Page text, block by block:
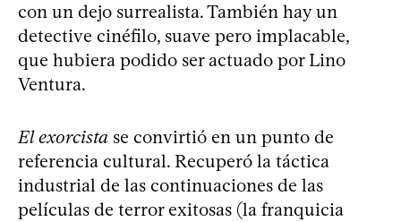
con un dejo surrealista. También hay un
detective cinéfilo, suave pero implacable,
que hubiera podido ser actuado por Lino
Ventura.
El exorcista se convirtió en un punto de
referencia cultural. Recuperó la táctica
industrial de las continuaciones de las
películas de terror exitosas (la franquicia